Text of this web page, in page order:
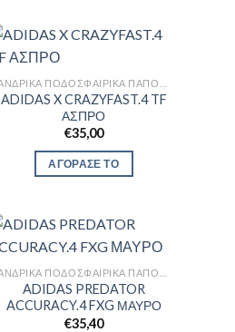
ADIDAS X CRAZYFAST.4 TF
ΑΣΠΡΟ
€35,00
ΑΓΟΡΑΣΕ ΤΟ
ADIDAS PREDATOR
ACCURACY.4 FXG ΜΑΥΡΟ
€35,40